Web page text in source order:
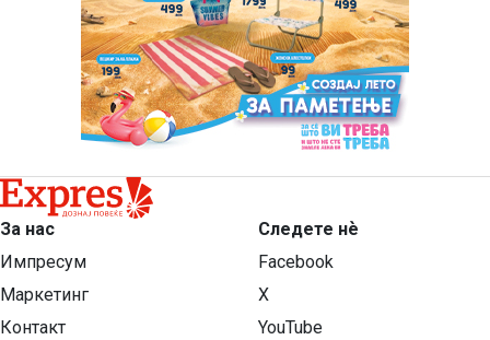
За нас
Импресум
Маркетинг
Контакт
Следете нѐ
Facebook
X
YouTube